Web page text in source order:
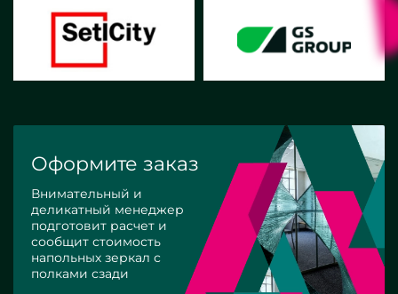
Оформите заказ
Внимательный и
деликатный менеджер
подготовит расчет и
сообщит стоимость
напольных зеркал с
полками сзади